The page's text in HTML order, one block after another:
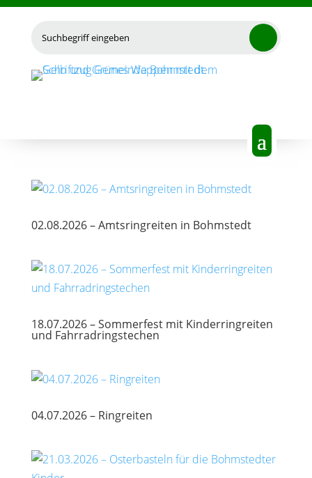
02.08.2026 – Amtsringreiten in Bohmstedt
18.07.2026 – Sommerfest mit Kinderringreiten
und Fahrradringstechen
04.07.2026 – Ringreiten